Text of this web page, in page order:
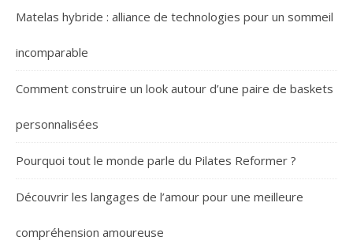
Matelas hybride : alliance de technologies pour un sommeil
incomparable
Comment construire un look autour d’une paire de baskets
personnalisées
Pourquoi tout le monde parle du Pilates Reformer ?
Découvrir les langages de l’amour pour une meilleure
compréhension amoureuse